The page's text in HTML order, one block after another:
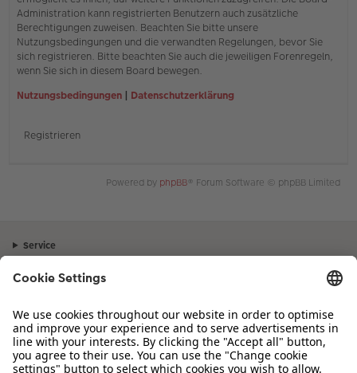
Administration kann registrierten Benutzern auch zusätzliche
Berechtigungen zuweisen. Beachten Sie bitte unsere
Nutzungsbedingungen und die verwandten Regelungen, bevor Sie
sich registrieren. Bitte beachten Sie auch die jeweiligen Forenregeln,
wenn Sie sich in diesem Board bewegen.
Nutzungsbedingungen | Datenschutzerklärung
Registrieren
Powered by phpBB® Forum Software © phpBB Limited
Service
Sortiment